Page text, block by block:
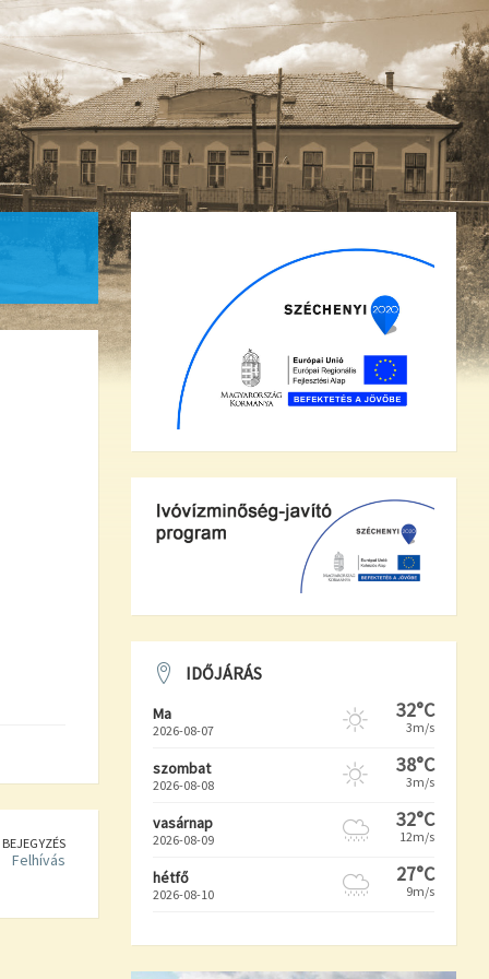
Felhívás
IDŐJÁRÁS
Ma
2026-08-07
32°C
3m/s
szombat
2026-08-08
38°C
3m/s
vasárnap
2026-08-09
32°C
12m/s
hétfő
2026-08-10
27°C
9m/s